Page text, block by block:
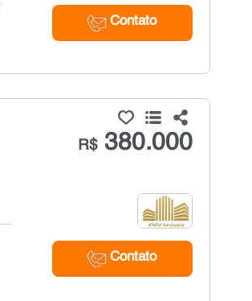
Contato
R$380.000
Contato